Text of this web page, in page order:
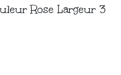
Rose Largeur 3